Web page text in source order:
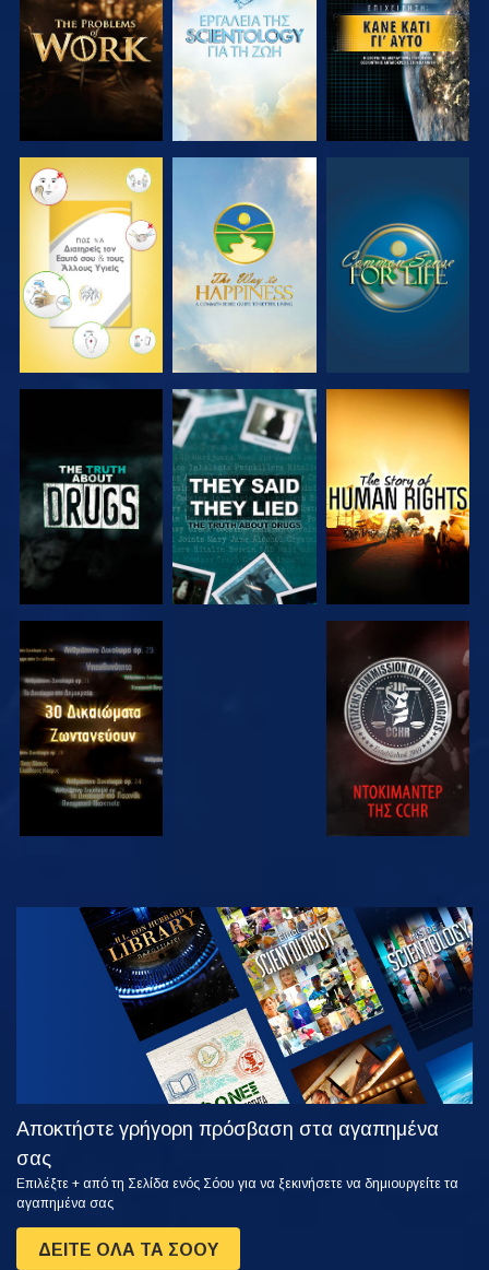
ΤΗ ΣΕΙΡΑ
ΤΗ ΣΕΙΡΑ
ΠΑΡΑΚΟΛΟΥΘΗΣΤΕ ΠΑΡΑΚΟΛΟΥΘΗΣΤΕ ΠΑΡΑΚΟΛΟΥΘΗΣΤΕ
ΠΑΡΑΚΟΛΟΥΘΗΣΤΕ ΠΑΡΑΚΟΛΟΥΘΗΣΤΕ ΠΑΡΑΚΟΛΟΥΘΗΣΤΕ
ΠΑΡΑΚΟΛΟΥΘΗΣΤΕ ΠΑΡΑΚΟΛΟΥΘΗΣΤΕ
ΠΑΡΑΚΟΛΟΥΘΗΣΤΕ
ΕΞΕΡΕΥΝΗΣΤΕ
ΤΗ ΣΕΙΡΑ
Αποκτήστε γρήγορη πρόσβαση στα αγαπημένα
σας
Επιλέξτε + από τη Σελίδα ενός Σόου για να ξεκινήσετε να δημιουργείτε τα
αγαπημένα σας
ΔΕΙΤΕ ΟΛΑ ΤΑ ΣΟΟΥ